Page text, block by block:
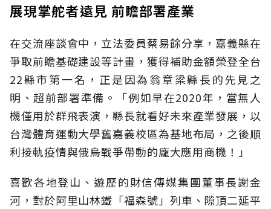
展現掌舵者遠見 前瞻部署產業
在交流座談會中，立法委員蔡易餘分享，嘉義縣在
爭取前瞻基礎建設等計畫，獲得補助金額榮登全台
22縣市第一名，正是因為翁章梁縣長的先見之
明、超前部署準備。「例如早在2020年，當無人
機僅用於群飛表演，縣長就看好未來產業發展，以
台灣體育運動大學舊嘉義校區為基地布局，之後順
利接軌疫情與俄烏戰爭帶動的龐大應用商機！」
喜歡各地登山、遊歷的財信傳媒集團董事長謝金
河，對於阿里山林鐵「福森號」列車、隙頂二延平